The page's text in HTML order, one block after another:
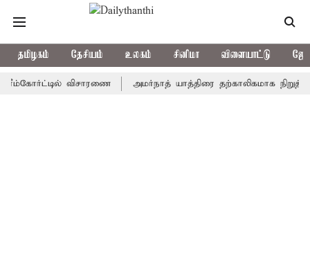
தமிழகம் தேசியம் உலகம் சினிமா விளையாட்டு
விசாரணை அமர்நாத் யாத்திரை தற்காலிகமாக நிறுத்தம்